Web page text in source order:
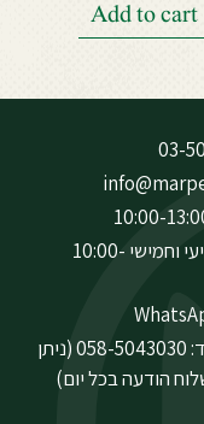
Add to cart
03-
שני, רביעי וחמישי 10:00-
נייד: 058-5043030 (ניתן
הודעה בכל יום)